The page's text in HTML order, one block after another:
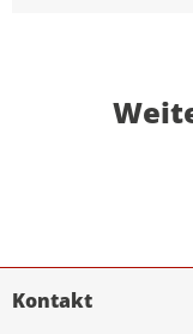
Kontakt